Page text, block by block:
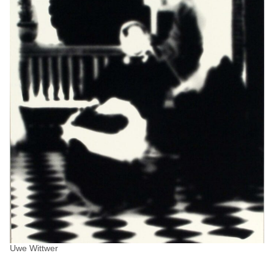
Uwe Wittwer